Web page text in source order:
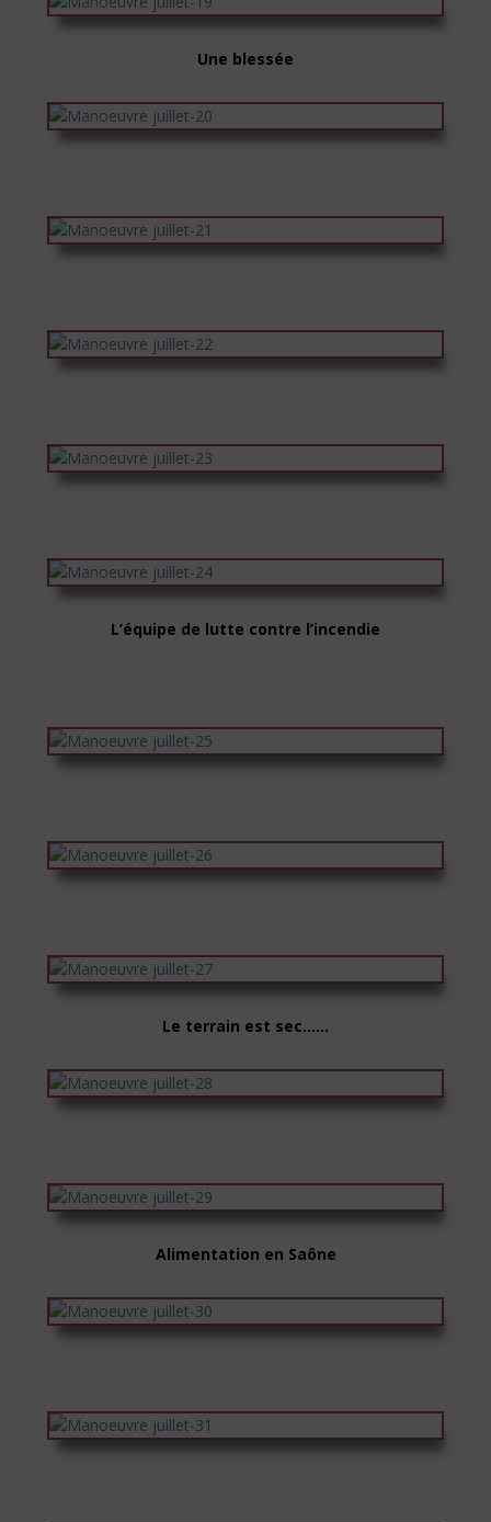
Une blessée
L’équipe de lutte contre l’incendie
Le terrain est sec……
Alimentation en Saône